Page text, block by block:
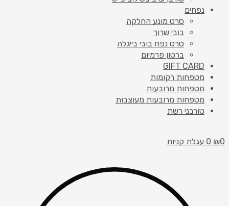
נפחים
סרט מונע החלקה
בובי שרוך
סרט נפח בובי בייגלה
ברטון פרמיום
GIFT CARD
מטפחות רקומות
מטפחות מרובעות
מטפחות מרובעות מעוצבות
טורבני רשת
₪0
0 עגלת קניות